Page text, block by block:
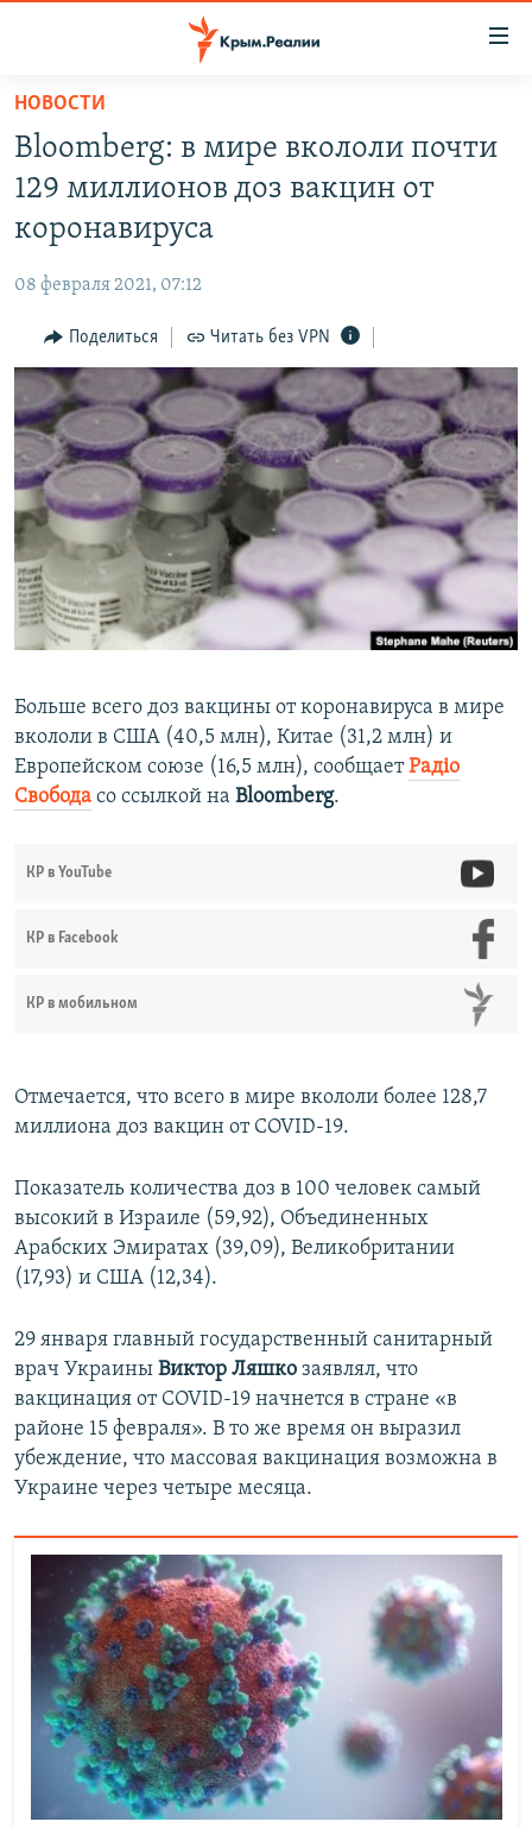
Вернуться
основному
содержанию
главной
навигации
Вернутся
поиску
НОВОСТИ
СПЕЦПРОЕКТЫ
11 ЛЕТ ОККУПАЦИИ КРЫМА. 11 ИСТОРИЙ СОПРОТИВЛЕНИЯ
ЕЩЕ
ИНТЕРАКТИВ
ИНФОГРАФИКА
ТЕЛЕПРОЕКТ КРЫМ.РЕАЛИИ
СОВЕТЫ ПРАВОЗАЩИТНИКОВ
ПРОПАВШИЕ БЕЗ ВЕСТИ
ПОБЕДИТЕЛЕЙ НЕ СУДЯТ?
КРЫМ.НЕПОКОРЕННЫЙ
ELIFBE
РАДІО СВОБОДА
КАК ОБОЙТИ БЛОКИРОВКУ
Українською
Qırımtatar
ПРИСОЕДИНЯЙТЕСЬ!
Все сайты RFE/RL
НОВОСТИ
Bloomberg: в мире вкололи почти
129 миллионов доз вакцин от
коронавируса
08 февраля 2021, 07:12
Поделиться Читать без VPN
Больше всего доз вакцины от коронавируса в мире
вкололи в США (40,5 млн), Китае (31,2 млн) и
Европейском союзе (16,5 млн), сообщаетРадіо
Свобода со ссылкой на Bloomberg.
КР в YouTube
КР в Facebook
КР в мобильном
Отмечается, что всего в мире вкололи более 128,7
миллиона доз вакцин от COVID-19.
Показатель количества доз в 100 человек самый
высокий в Израиле (59,92), Объединенных
Арабских Эмиратах (39,09), Великобритании
(17,93) и США (12,34).
29 января главный государственный санитарный
врач Украины Виктор Ляшко заявлял, что
вакцинация от COVID-19 начнется в стране «в
районе 15 февраля». В то же время он выразил
убеждение, что массовая вакцинация возможна в
Украине через четыре месяца.